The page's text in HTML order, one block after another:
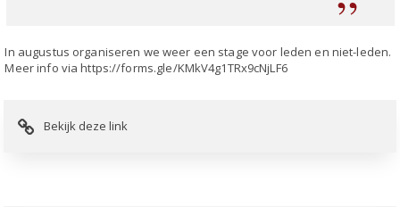
In augustus organiseren we weer een stage voor leden en niet-leden.
Meer info via https://forms.gle/KMkV4g1TRx9cNjLF6
Bekijk deze link